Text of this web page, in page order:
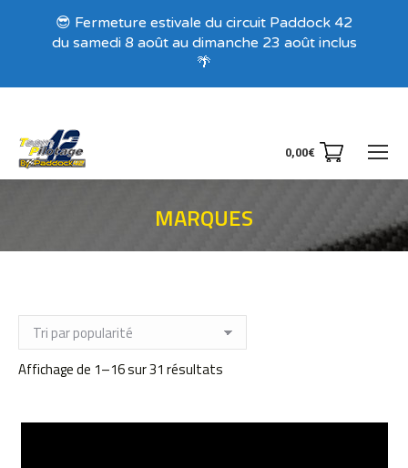
0,00€
MARQUES
Affichage de 1–16 sur 31 résultats
Recevez nos offres exclusives !
😎 Fermeture estivale du circuit Paddock 42
du samedi 8 août au dimanche 23 août inclus
🌴